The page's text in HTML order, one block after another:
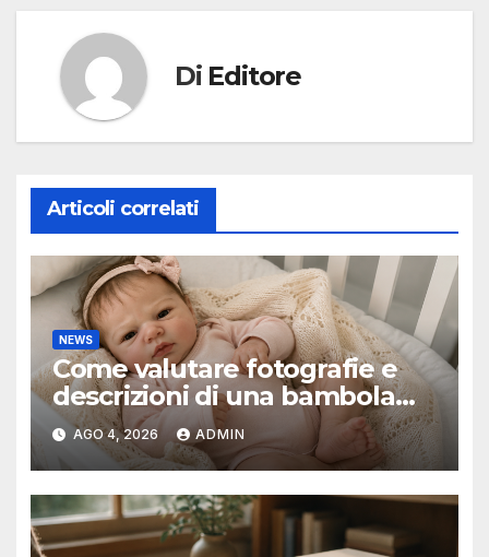
Di Editore
Articoli correlati
NEWS
Come valutare fotografie e
descrizioni di una bambola
reborn
AGO 4, 2026 ADMIN